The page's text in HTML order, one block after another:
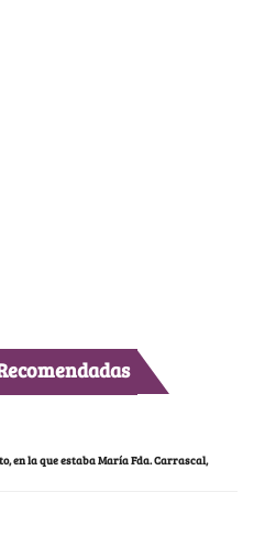
en la que estaba María Fda. Carrascal,